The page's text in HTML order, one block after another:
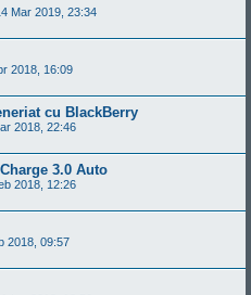
Mar 2019, 23:34
2018, 16:09
cu BlackBerry
2018, 22:46
3.0 Auto
2018, 12:26
2018, 09:57